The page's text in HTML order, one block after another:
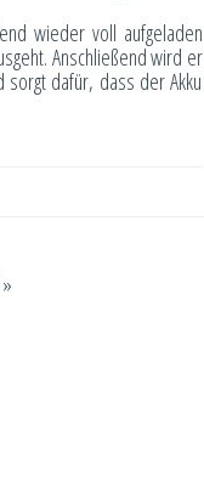
wieder voll aufgeladen
Anschließend wird er
dafür, dass der Akku
»